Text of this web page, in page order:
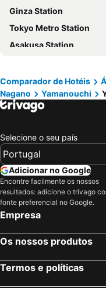
Ginza Station
Tokyo Metro Station
Asakusa Station
Shinagawa Station
Asakusa Metro Station
International Airport
Ikebukuro Station
Haneda Airport Terminal 1
Roppongi Station
Ueno Metro Station
Hakone Yumoto hot
Shirakawa-go historic
Taito
Haneda Airport International Terminal
Comparador de Hotéis
Nagano
Yamanouchi
Selecione o seu país
Adicionar no Google
Encontre facilmente os nossos
resultados: adicione o trivago
fonte preferencial no Google.
Empresa
Os nossos produtos
Termos e políticas